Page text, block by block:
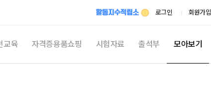
로그인 회원가입
교육 자격증용품쇼핑 시험자료 출석부 모아보기